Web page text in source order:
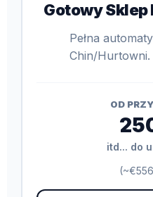
Gotowy Sklep
Pełna
Chin/Hurtowni.
OD
itd... do